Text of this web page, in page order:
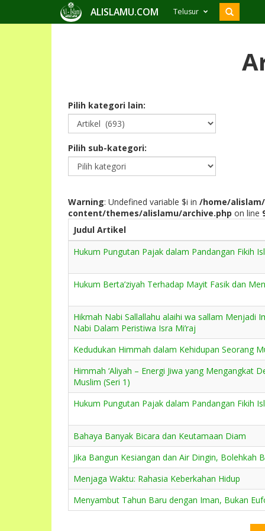
ALISLAMU.COM Telusur
Pilih kategori lain:
Pilih sub-kategori:
Warning: Undefined variable $i in /home/
content/themes/alislamu/archive.php on line
Judul Artikel
Hukum Pungutan Pajak dalam Pandangan Fikih
Hukum Berta’ziyah Terhadap Mayit Fasik dan
Hikmah Nabi Sallallahu alaihi wa sallam Menjadi
Nabi Dalam Peristiwa Isra Mi’raj
Kedudukan Himmah dalam Kehidupan Seorang
Himmah ‘Aliyah – Energi Jiwa yang Mengangkat
Muslim (Seri 1)
Hukum Pungutan Pajak dalam Pandangan Fikih
Bahaya Banyak Bicara dan Keutamaan Diam
Jika Bangun Kesiangan dan Air Dingin, Bolehkah
Menjaga Waktu: Rahasia Keberkahan Hidup
Menyambut Tahun Baru dengan Iman, Bukan